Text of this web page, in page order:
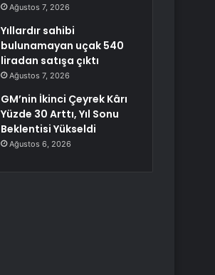
Ağustos 7, 2026
Yıllardır sahibi
bulunamayan uçak 540
liradan satışa çıktı
Ağustos 7, 2026
GM’nin İkinci Çeyrek Kârı
Yüzde 30 Arttı, Yıl Sonu
Beklentisi Yükseldi
Ağustos 6, 2026